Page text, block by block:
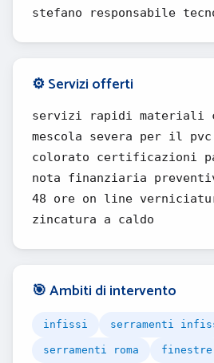
stefano responsabile
⚙️ Servizi offerti
servizi rapidi materiali
mescola severa per il
colorato certificazioni
nota finanziaria
48 ore on line
zincatura a caldo
🎯 Ambiti di intervento
infissi serramenti
serramenti roma finestre